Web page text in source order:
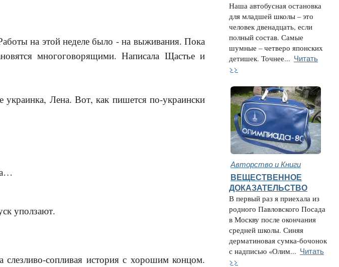
на этой неделе было - на выживания. Пока
многоговорящими. Написала Щастье и
Лена. Вот, как пишется по-украински
уползают.
слезливо-сопливая история с хорошим концом.
Наша автобусная остановка
для младшей школы – это
человек двенадцать, если
полный состав. Самые
шумные – четверо японских
детишек. Точнее... Читать
>>
Авторство и Книги
ВЕЩЕСТВЕННОЕ
ДОКАЗАТЕЛЬСТВО
В первый раз я приехала из
родного Павловского Посада
в Москву после окончания
средней школы. Синяя
дерматиновая сумка-бочонок
с надписью «Олим... Читать
>>